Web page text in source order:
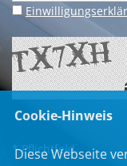
* Pflichtfeld
Cookie-Hinweis
Diese Webseite